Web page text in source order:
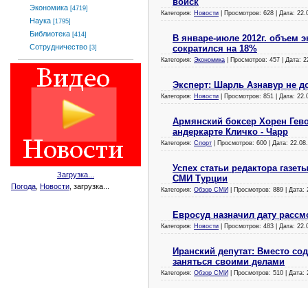
Экономика [4719]
Наука [1795]
Библиотека [414]
Сотрудничество [3]
Загрузка...
Погода Новости , загрузка...
Категория: Новости | Просмотров: 628 | Дата:
В январе-июле 2012г. объем
сократился на 18%
Категория: Экономика | Просмотров: 457 | Дата:
Эксперт: Шарль Азнавур не
Категория: Новости | Просмотров: 851 | Дата:
Армянский боксер Хорен
андеркарте Кличко - Чарр
Категория: Спорт | Просмотров: 600 | Дата:
Успех статьи редактора
СМИ Турции
Категория: Обзор СМИ | Просмотров: 889 | Дата:
Евросуд назначил дату
Категория: Новости | Просмотров: 483 | Дата:
Иранский депутат: Вместо
заняться своими делами
Категория: Обзор СМИ | Просмотров: 510 | Дата: